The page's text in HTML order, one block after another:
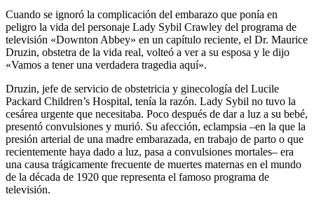
Cuando se ignoró la complicación del embarazo que ponía en
peligro la vida del personaje Lady Sybil Crawley del programa de
televisión «Downton Abbey» en un capítulo reciente, el Dr. Maurice
Druzin, obstetra de la vida real, volteó a ver a su esposa y le dijo
«Vamos a tener una verdadera tragedia aquí».
Druzin, jefe de servicio de obstetricia y ginecología del Lucile
Packard Children’s Hospital, tenía la razón. Lady Sybil no tuvo la
cesárea urgente que necesitaba. Poco después de dar a luz a su bebé,
presentó convulsiones y murió. Su afección, eclampsia –en la que la
presión arterial de una madre embarazada, en trabajo de parto o que
recientemente haya dado a luz, pasa a convulsiones mortales– era
una causa trágicamente frecuente de muertes maternas en el mundo
de la década de 1920 que representa el famoso programa de
televisión.